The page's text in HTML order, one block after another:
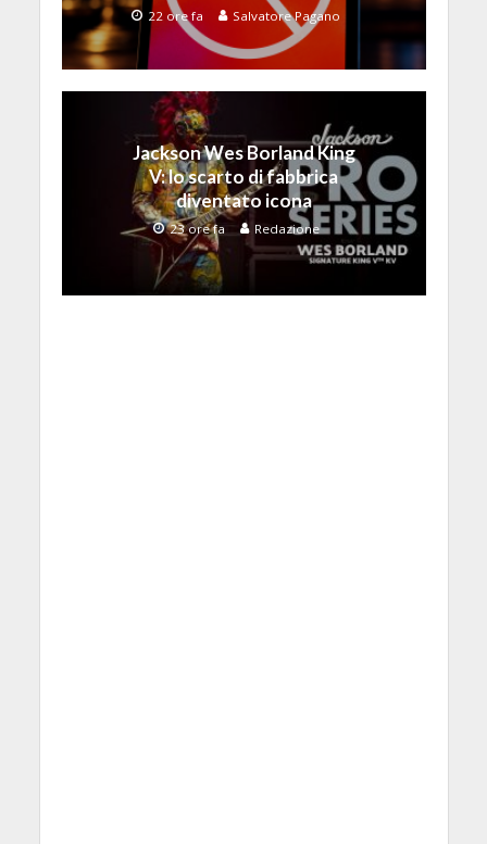
22 ore fa Salvatore Pagano
Jackson Wes Borland King
V: lo scarto di fabbrica
diventato icona
23 ore fa Redazione